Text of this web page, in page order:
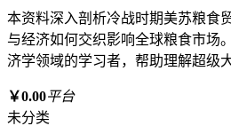
本资料深入剖析冷战时期美苏粮食
与经济如何交织影响全球粮食市场
济学领域的学习者，帮助理解超级
￥0.00平台
未分类